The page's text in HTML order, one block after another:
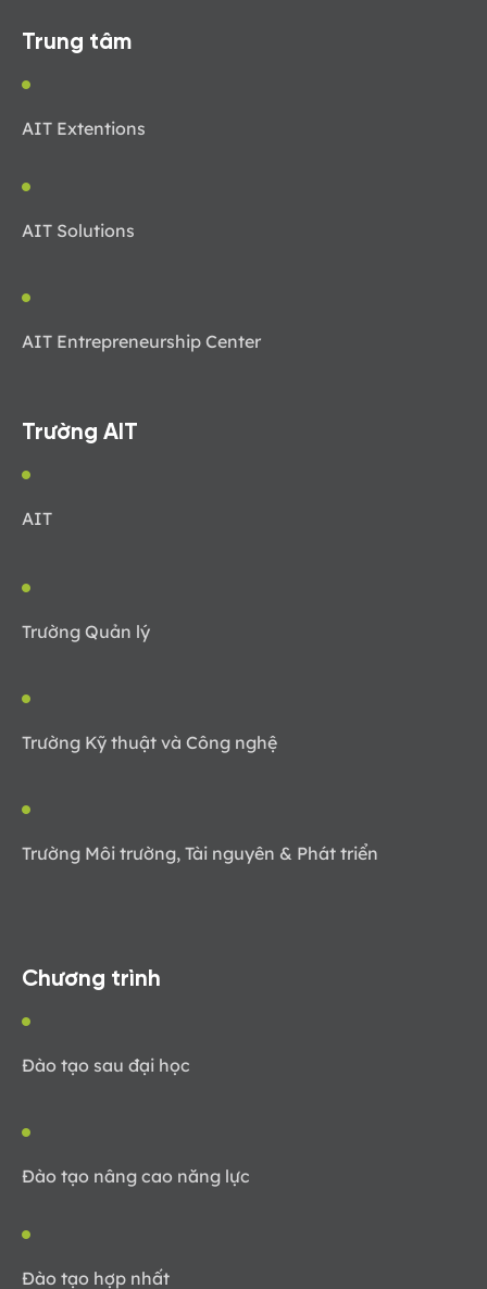
Trung tâm
AIT Extentions
AIT Solutions
AIT Entrepreneurship Center
Trường AIT
AIT
Trường Quản lý
Trường Kỹ thuật và Công nghệ
Trường Môi trường, Tài nguyên & Phát triển
Chương trình
Đào tạo sau đại học
Đào tạo nâng cao năng lực
Đào tạo hợp nhất